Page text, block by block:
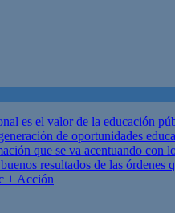
es el valor de la educación
de oportunidades
que se va acentuando con
resultados de las
+ Acción